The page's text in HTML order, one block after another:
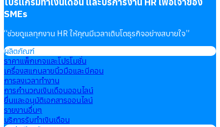
SMEs
“ช่วยดูแลทุกงาน HR ให้คุณมีเวลาเติบโตธุรกิจอย่างสบายใจ”
ผลิตภัณฑ์
ราคาแพ็กเกจและโปรโมชั่น
เครื่องสแกนลายนิ้วมือและบีคอน
การลงเวลาทำงาน
การคำนวณเงินเดือนออนไลน์
ยื่นและอนุมัติเอกสารออนไลน์
รายงานอื่นๆ
บริการรับทำเงินเดือน